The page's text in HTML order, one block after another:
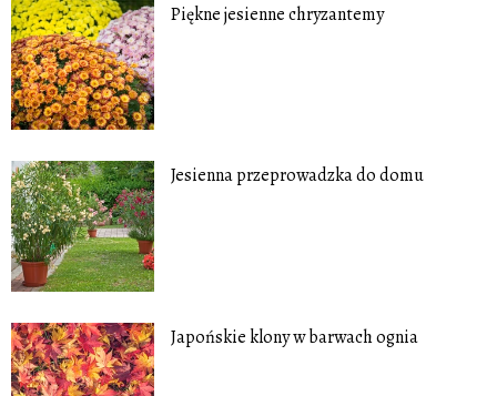
Piękne jesienne chryzantemy
Jesienna przeprowadzka do domu
Japońskie klony w barwach ognia